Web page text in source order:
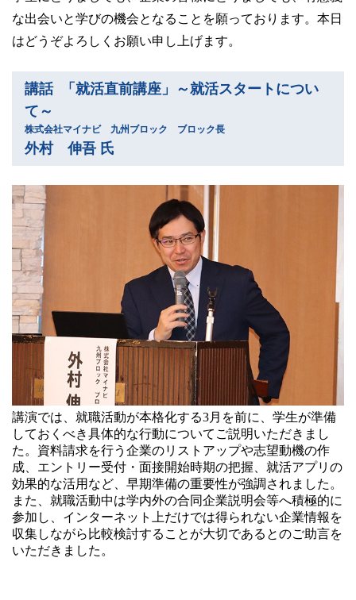
な出会いと学びの機会となることを願っております。本日
はどうぞよろしくお願い申し上げます。
講話 「就活直前講座」～就活スタートについ
て～
株式会社マイナビ 九州ブロック ブロック長
外村 伸吾 氏
講演では、就職活動が本格化する3月を前に、学生が準備
しておくべき具体的な行動についてご説明いただきまし
た。資料請求を行う企業のリストアップや志望動機の作
成、エントリー受付・面接開始時期の把握、就活アプリの
効果的な活用など、早期準備の重要性が強調されました。
また、就職活動中は学内外の合同企業説明会等へ積極的に
参加し、インターネット上だけでは得られない企業情報を
収集しながら比較検討することが大切であるとのご助言を
いただきました。